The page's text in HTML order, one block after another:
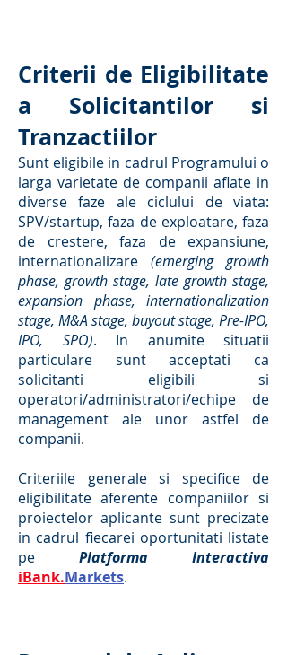
Criterii de Eligibilitate
a Solicitantilor si
Tranzactiilor
Sunt eligibile in cadrul Programului o
larga varietate de companii aflate in
diverse faze ale ciclului de viata:
SPV/startup, faza de exploatare, faza
de crestere, faza de expansiune,
internationalizare (emerging growth
phase, growth stage, late growth stage,
expansion phase, internationalization
stage, M&A stage, buyout stage, Pre-IPO,
IPO, SPO). In anumite situatii
particulare sunt acceptati ca
solicitanti eligibili si
operatori/administratori/echipe de
management ale unor astfel de
companii.
Criteriile generale si specifice de
eligibilitate aferente companiilor si
proiectelor aplicante sunt precizate
in cadrul fiecarei oportunitati listate
pe Platforma Interactiva
iBank.Markets.